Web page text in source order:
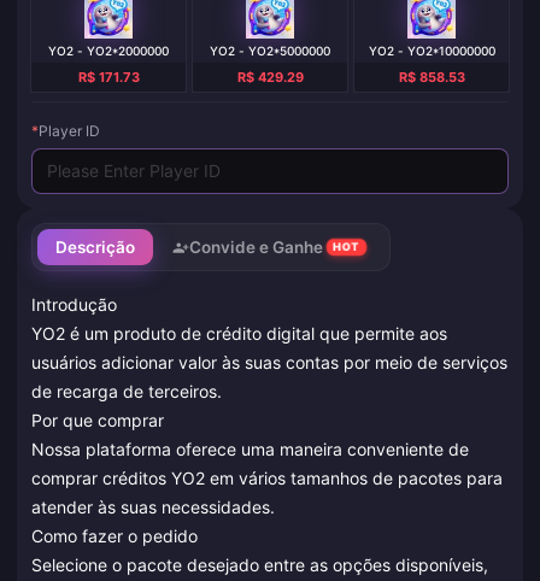
Descrição Convide e Ganhe HOT
Introdução
YO2 é um produto de crédito digital que permite aos
usuários adicionar valor às suas contas por meio de serviços
de recarga de terceiros.
Por que comprar
Nossa plataforma oferece uma maneira conveniente de
comprar créditos YO2 em vários tamanhos de pacotes para
atender às suas necessidades.
Como fazer o pedido
Selecione o pacote desejado entre as opções disponíveis,
YO2 - YO2*2000000
R$ 171.73
YO2 - YO2*5000000
R$ 429.29
YO2 - YO2*10000000
R$ 858.53
*Player ID